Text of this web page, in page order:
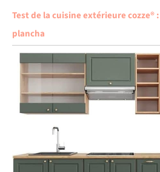
Test de la cuisine extérieure cozze®
plancha